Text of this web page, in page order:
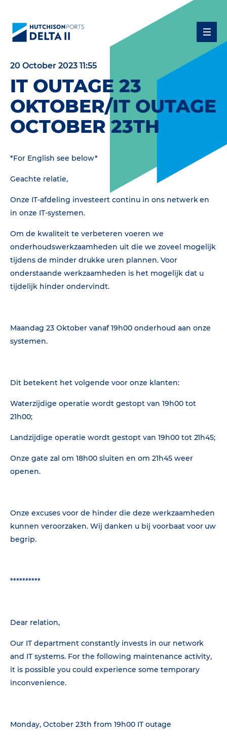
20 October 2023 11:55
IT OUTAGE 23
OKTOBER/IT OUTAGE
OCTOBER 23TH
*For English see below*
Geachte relatie,
Onze IT-afdeling investeert continu in ons netwerk en
in onze IT-systemen.
Om de kwaliteit te verbeteren voeren we
onderhoudswerkzaamheden uit die we zoveel mogelijk
tijdens de minder drukke uren plannen. Voor
onderstaande werkzaamheden is het mogelijk dat u
tijdelijk hinder ondervindt.
Maandag 23 Oktober vanaf 19h00 onderhoud aan onze
systemen.
Dit betekent het volgende voor onze klanten:
Waterzijdige operatie wordt gestopt van 19h00 tot
21h00;
Landzijdige operatie wordt gestopt van 19h00 tot 21h45;
Onze gate zal om 18h00 sluiten en om 21h45 weer
openen.
Onze excuses voor de hinder die deze werkzaamheden
kunnen veroorzaken. Wij danken u bij voorbaat voor uw
begrip.
**********
Dear relation,
Our IT department constantly invests in our network
and IT systems. For the following maintenance activity,
it is possible you could experience some temporary
inconvenience.
Monday, October 23th from 19h00 IT outage